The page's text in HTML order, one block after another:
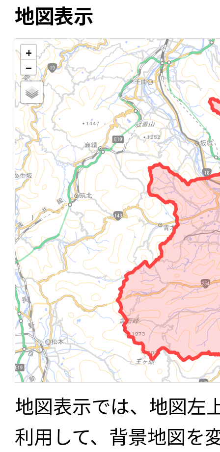
地図表示
+
−
地図表示では、地図左
利用して、背景地図を